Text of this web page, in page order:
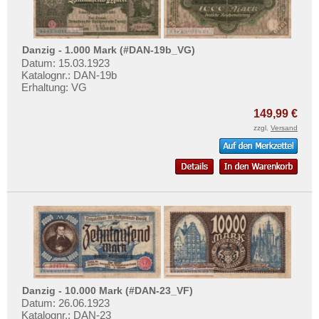
Testbanknoten
Banknotenbriefe
Kataloge
Aufbewahrung
Gutscheine
Preislisten
Ankauf
Erhaltungsgrade
Gratisbanknoten
FAQ
Danzig - 1.000 Mark (#DAN-19b_VG)
Datum: 15.03.1923
Katalognr.: DAN-19b
Erhaltung: VG
149,99 €
zzgl. Versand
Danzig - 10.000 Mark (#DAN-23_VF)
Datum: 26.06.1923
Katalognr.: DAN-23